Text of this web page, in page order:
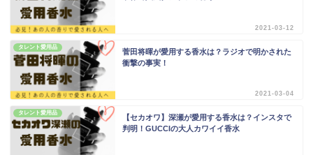
2021-03-12
タレント愛用品
菅田将暉が愛用する香水は？ラジオで明かされた
衝撃の事実！
2021-03-04
タレント愛用品
【セカオワ】深瀬が愛用する香水は？インスタで
判明！GUCCIの大人カワイイ香水